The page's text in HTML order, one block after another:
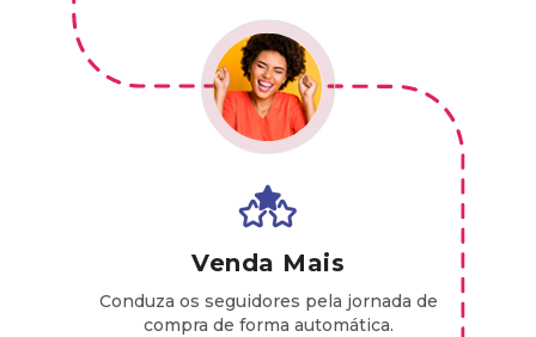
Venda Mais
Conduza os seguidores pela jornada de
compra de forma automática.